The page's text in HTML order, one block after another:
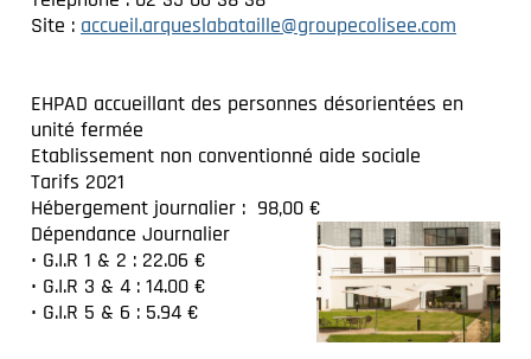
Site : accueil.arqueslabataille@groupecolisee.com
EHPAD accueillant des personnes désorientées en
unité fermée
Etablissement non conventionné aide sociale
Tarifs 2021
Hébergement journalier : 98,00 €
Dépendance Journalier
• G.I.R 1 & 2 : 22.06 €
• G.I.R 3 & 4 : 14.00 €
• G.I.R 5 & 6 : 5.94 €